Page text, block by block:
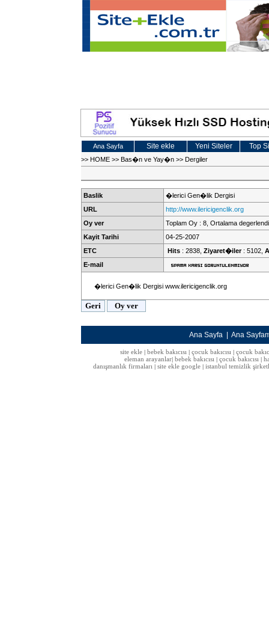
Ana Sayfa Site ekle Yeni Siteler Top
>> HOME >> Bas�n ve Yay�n >> Dergiler
Baslik
�lerici Gen�lik Dergisi
URL
http://www.ilericigenclik.org
Oy ver
Toplam Oy : 8, Ortalama
Kayit Tarihi
04-25-2007
ETC
Hits : 2838, Ziyaret�iler: 5102,
E-mail
�lerici Gen�lik Dergisi www.ilericigenclik.org
Ana Sayfa Ana
site ekle| bebek bakıcısı| çocuk bakıcısı| çocuk
eleman arayanlar bebek bakıcısı çocuk bakıcısı
danışmanlık firmaları
site ekle google istanbul temizlik